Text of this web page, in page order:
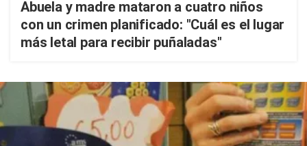
Abuela y madre mataron a cuatro niños
con un crimen planificado: "Cuál es el lugar
más letal para recibir puñaladas"